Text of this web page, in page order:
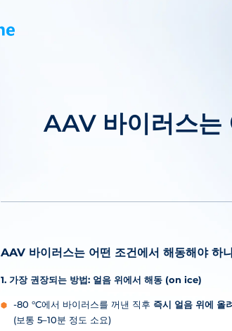
AAV 바이러스는
AAV 바이러스는 어떤 조건에서 해동해야 하
1. 가장 권장되는 방법: 얼음 위에서 해동 (on ice)
-80 °C에서 바이러스를 꺼낸 직후 즉시 얼음 위에 올
(보통 5–10분 정도 소요)